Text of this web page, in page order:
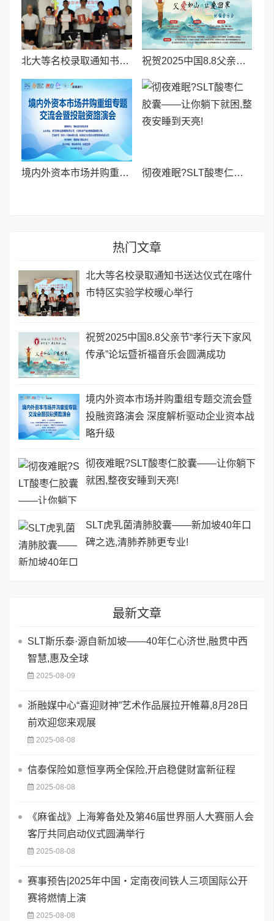
北大等名校录取通知书送达仪式在喀什市特区实验学校暖心举行 祝贺2025中国8.8父亲节“孝行天下家风传承”论坛暨祈福音乐会圆满成功
境内外资本市场并购重组专题交流会暨投融资路演会 深度解析驱动企业资本战略升级 彻夜难眠?SLT酸枣仁胶囊——让你躺下就困,整夜安睡到天亮!
热门文章
北大等名校录取通知书送达仪式在喀什
市特区实验学校暖心举行
祝贺2025中国8.8父亲节“孝行天下家风
传承”论坛暨祈福音乐会圆满成功
境内外资本市场并购重组专题交流会暨
投融资路演会 深度解析驱动企业资本战
略升级
彻夜难眠?SLT酸枣仁胶囊——让你躺下
就困,整夜安睡到天亮!
SLT虎乳菌清肺胶囊——新加坡40年口
碑之选,清肺养肺更专业!
最新文章
SLT斯乐泰·源自新加坡——40年仁心济世,融贯中西
智慧,惠及全球
2025-08-09
浙融媒中心“喜迎财神”艺术作品展拉开帷幕,8月28日
前欢迎您来观展
2025-08-08
信泰保险如意恒享两全保险,开启稳健财富新征程
2025-08-08
《麻雀战》上海筹备处及第46届世界丽人大赛丽人会
客厅共同启动仪式圆满举行
2025-08-08
赛事预告|2025年中国・定南夜间铁人三项国际公开
赛将燃情上演
2025-08-08